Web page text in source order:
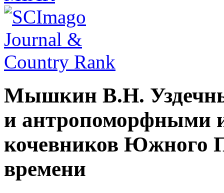
Мышкин В.Н.
и антропоморфными
кочевников Южного
времени